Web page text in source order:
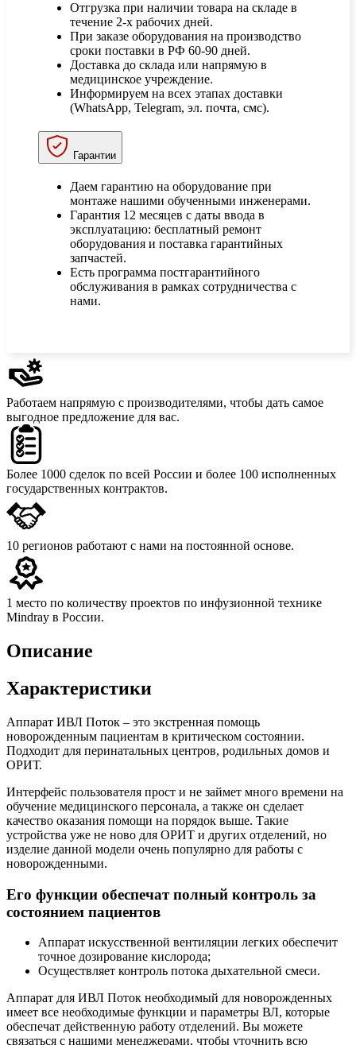
Отгрузка при наличии товара на складе в
течение 2-х рабочих дней.
При заказе оборудования на производство
сроки поставки в РФ 60-90 дней.
Доставка до склада или напрямую в
медицинское учреждение.
Информируем на всех этапах доставки
(WhatsApp, Telegram, эл. почта, смс).
Гарантии
Даем гарантию на оборудование при
монтаже нашими обученными инженерами.
Гарантия 12 месяцев с даты ввода в
эксплуатацию: бесплатный ремонт
оборудования и поставка гарантийных
запчастей.
Есть программа постгарантийного
обслуживания в рамках сотрудничества с
нами.
Работаем напрямую с производителями, чтобы дать самое
выгодное предложение для вас.
Более 1000 сделок по всей России и более 100 исполненных
государственных контрактов.
10 регионов работают с нами на постоянной основе.
1 место по количеству проектов по инфузионной технике
Mindray в России.
Описание
Характеристики
Аппарат ИВЛ Поток – это экстренная помощь
новорожденным пациентам в критическом состоянии.
Подходит для перинатальных центров, родильных домов и
ОРИТ.
Интерфейс пользователя прост и не займет много времени на
обучение медицинского персонала, а также он сделает
качество оказания помощи на порядок выше. Такие
устройства уже не ново для ОРИТ и других отделений, но
изделие данной модели очень популярно для работы с
новорожденными.
Его функции обеспечат полный контроль за
состоянием пациентов
Аппарат искусственной вентиляции легких обеспечит
точное дозирование кислорода;
Осуществляет контроль потока дыхательной смеси.
Аппарат для ИВЛ Поток необходимый для новорожденных
имеет все необходимые функции и параметры ВЛ, которые
обеспечат действенную работу отделений. Вы можете
связаться с нашими менеджерами, чтобы уточнить всю